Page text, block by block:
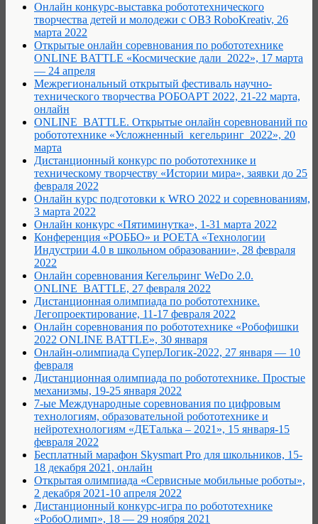
Онлайн конкурс-выставка робототехнического
творчества детей и молодежи с ОВЗ RoboKreativ, 26
марта 2022
Открытые онлайн соревнования по робототехнике
ONLINE BATTLE «Космические дали_2022», 17 марта
— 24 апреля
Межрегиональный открытый фестиваль научно-
технического творчества РОБОАРТ 2022, 21-22 марта,
онлайн
ONLINE_BATTLE. Открытые онлайн соревнований по
робототехнике «Усложненный_кегельринг_2022», 20
марта
Дистанционный конкурс по робототехнике и
техническому творчеству «Истории мира», заявки до 25
февраля 2022
Онлайн курс подготовки к WRO 2022 и соревнованиям,
3 марта 2022
Онлайн конкурс «Пятиминутка», 1-31 марта 2022
Конференция «РОББО» и POETA «Технологии
Индустрии 4.0 в школьном образовании», 28 февраля
2022
Онлайн соревнования Кегельринг WeDo 2.0.
ONLINE_BATTLE, 27 февраля 2022
Дистанционная олимпиада по робототехнике.
Легопроектирование, 11-17 февраля 2022
Онлайн соревнования по робототехнике «Робофишки
2022 ONLINE BATTLE», 30 января
Онлайн-олимпиада СуперЛогик-2022, 27 января — 10
февраля
Дистанционная олимпиада по робототехнике. Простые
механизмы, 19-25 января 2022
7-ые Международные соревнования по цифровым
технологиям, образовательной робототехнике и
нейротехнологиям «ДЕТалька – 2021», 15 января-15
февраля 2022
Бесплатный марафон Skysmart Pro для школьников, 15-
18 декабря 2021, онлайн
Открытая олимпиада «Сервисные мобильные роботы»,
2 декабря 2021-10 апреля 2022
Дистанционный конкурс-игра по робототехнике
«РобоОлимп», 18 — 29 ноября 2021